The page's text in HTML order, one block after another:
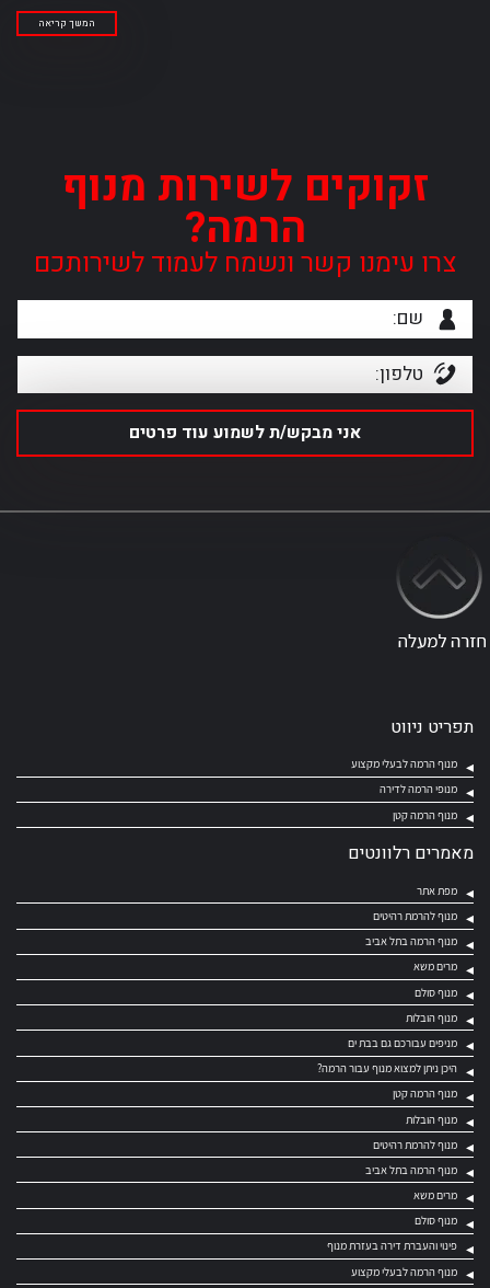
המשך קריאה
זקוקים לשירות מנוף
הרמה?
צרו עימנו קשר ונשמח לעמוד לשירותכם
תפריט ניווט
מנוף הרמה לבעלי מקצוע
מנופי הרמה לדירה
מנוף הרמה קטן
מאמרים רלוונטים
מפת אתר
מנוף להרמת רהיטים
מנוף הרמה בתל אביב
מרים משא
מנוף סולם
מנוף הובלות
מניפים עבורכם גם בבת ים
היכן ניתן למצוא מנוף עבור הרמה?
מנוף הרמה קטן
מנוף הובלות
מנוף להרמת רהיטים
מנוף הרמה בתל אביב
מרים משא
מנוף סולם
פינוי והעברת דירה בעזרת מנוף
מנוף הרמה לבעלי מקצוע